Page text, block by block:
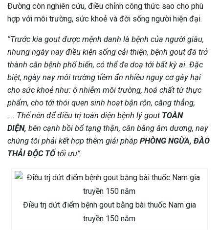
Đường còn nghiên cứu, điều chỉnh công thức sao cho phù
hợp với môi trường, sức khoẻ và đời sống người hiện đại.
“Trước kia gout được mệnh danh là bệnh của người giàu,
nhưng ngày nay điều kiện sống cải thiện, bệnh gout đã trở
thành căn bệnh phổ biến, có thể đe doạ tới bất kỳ ai. Đặc
biệt, ngày nay môi trường tiềm ẩn nhiều nguy cơ gây hại
cho sức khoẻ như: ô nhiễm môi trường, hoá chất từ thực
phẩm, cho tới thói quen sinh hoạt bận rộn, căng thẳng,
…. Thế nên để điều trị toàn diện bệnh lý gout TOÀN
DIỆN, bên cạnh bồi bổ tạng thận, cân bằng âm dương, nay
chúng tôi phải kết hợp thêm giải pháp PHÒNG NGỪA, ĐÀO
THẢI ĐỘC TỐ tối ưu”.
Điều trj dứt điểm bệnh gout bằng bài thuốc Nam gia
truyền 150 năm